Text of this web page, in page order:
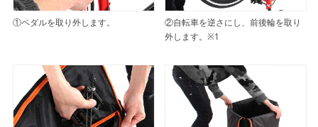
①ペダルを取り外します。
②自転車を逆さにし、前後輪を取り
外します。※1